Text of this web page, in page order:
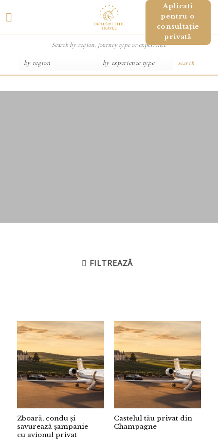
Aplicați
pentru o
consultație
privată
search
FILTREAZĂ
Zboară, condu și
savurează șampanie
cu avionul privat
Castelul tău privat din
Champagne